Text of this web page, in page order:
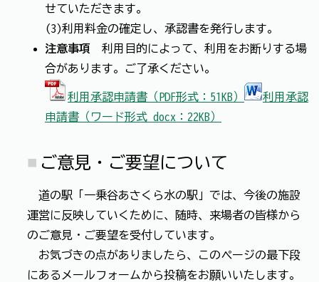
せていただきます。
(3)利用料金の確定し、承認書を発行します。
注意事項 利用目的によって、利用をお断りする場
合があります。ご了承ください。
利用承認申請書（PDF形式：51KB）
利用承認
申請書（ワード形式 docx：22KB）
ご意見・ご要望について
道の駅「一乗谷あさくら水の駅」では、今後の施設
運営に反映していくために、随時、来場者の皆様から
のご意見・ご要望を受付しています。
お気づきの点がありましたら、このページの最下段
にあるメールフォームから投稿をお願いいたします。